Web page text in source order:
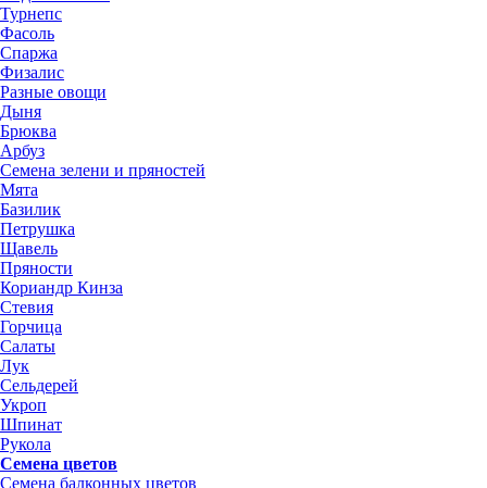
Турнепс
Фасоль
Спаржа
Физалис
Разные овощи
Дыня
Брюква
Арбуз
Семена зелени и пряностей
Мята
Базилик
Петрушка
Щавель
Пряности
Кориандр Кинза
Стевия
Горчица
Салаты
Лук
Сельдерей
Укроп
Шпинат
Рукола
Семена цветов
Семена балконных цветов